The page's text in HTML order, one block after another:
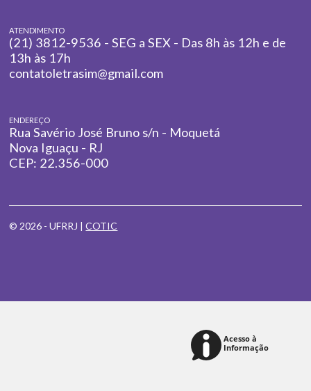
ATENDIMENTO
(21) 3812-9536 - SEG a SEX - Das 8h às 12h e de
13h às 17h
contatoletrasim@gmail.com
ENDEREÇO
Rua Savério José Bruno s/n - Moquetá
Nova Iguaçu - RJ
CEP: 22.356-000
© 2026 - UFRRJ |COTIC